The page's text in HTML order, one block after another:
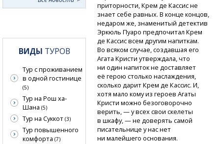
приторности, Крем де Кассис не
знает себе равных. В конце концов,
недаром же, знаменитый детектив
Эркюль Пуаро предпочитал Крем
де Кассис всем другим напиткам.
Во всяком случае, создавшая его
Агата Кристи утверждала, что
ни один напиток не доставляет
её герою столько наслаждения,
сколько дарит Крем де Кассис. И,
хотя мало кому из героев Агаты
Кристи можно безоговорочно
верить, — у всех свои скелеты
в шкафу, — не доверять самой
писательнице у нас нет
ни малейшего основания.
ВИДЫ ТУРОВ
Тур с проживанием
в одной гостинице
(5)
Тур на Рош ха-
Шана (5)
Тур на Суккот (3)
Тур повышенного
комфорта (7)